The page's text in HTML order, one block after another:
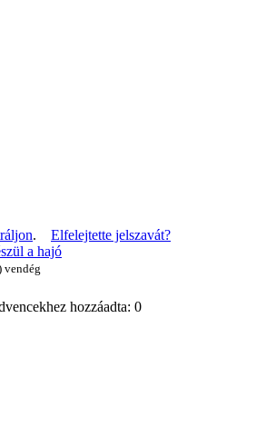
. Elfelejtette jelszavát?
a hajó
vendég
hozzáadta: 0